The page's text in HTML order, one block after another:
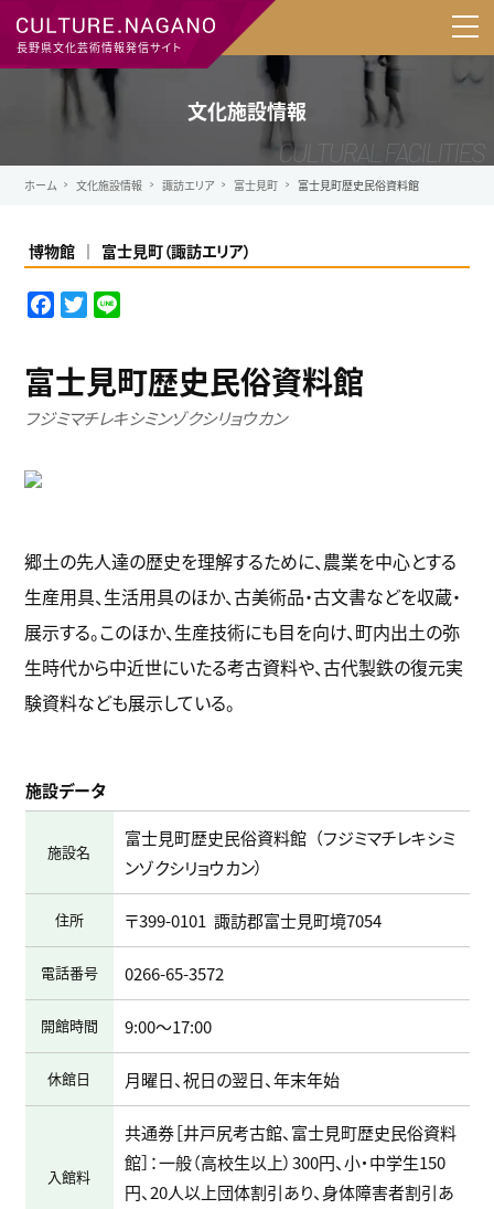
長野県文化芸術情報発信サイト
文化施設情報
ホーム 文化施設情報 諏訪エリア 富士見町 富士見町歴史民俗資料館
博物館 富士見町（諏訪エリア）
F
e
b
T
t
t
e
富士見町歴史民俗資料館
フジミマチレキシミンゾクシリョウカン
郷土の先人達の歴史を理解するために、農業を中心とする
生産用具、生活用具のほか、古美術品・古文書などを収蔵・
展示する。このほか、生産技術にも目を向け、町内出土の弥
生時代から中近世にいたる考古資料や、古代製鉄の復元実
験資料なども展示している。
施設データ
施設名
富士見町歴史民俗資料館
フジミマチレキシミ
ンゾクシリョウカン
住所 〒399-0101 諏訪郡富士見町境7054
電話番号 0266-65-3572
開館時間 9:00～17:00
休館日 月曜日、祝日の翌日、年末年始
入館料
共通券［井戸尻考古館、富士見町歴史民俗資料
館］：一般（高校生以上）300円、小・中学生150
円、20人以上団体割引あり、身体障害者割引あ